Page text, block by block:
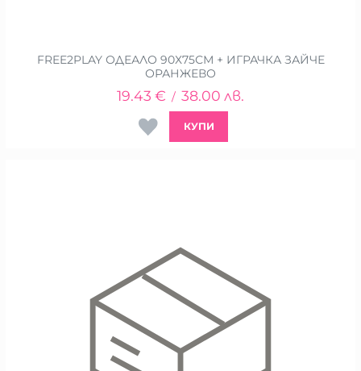
FREE2PLAY ОДЕАЛО 90Х75СМ + ИГРАЧКА ЗАЙЧЕ
ОРАНЖЕВО
19.43 € / 38.00 лв.
КУПИ